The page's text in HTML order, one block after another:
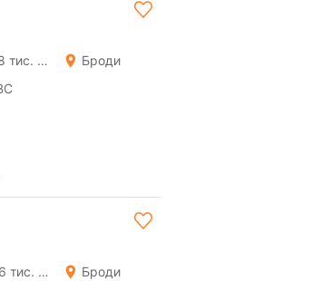
228 тис. км
Броди
266 тис. км
Броди